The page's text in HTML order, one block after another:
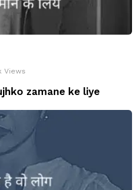
Views
zamane ke liye